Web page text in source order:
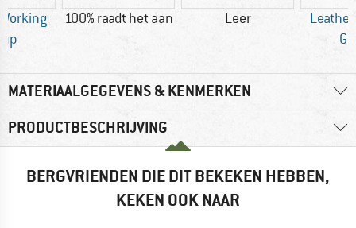
100% raadt het aan Leer
MATERIAALGEGEVENS & KENMERKEN
PRODUCTBESCHRIJVING
BERGVRIENDEN DIE DIT BEKEKEN HEBBEN,
KEKEN OOK NAAR